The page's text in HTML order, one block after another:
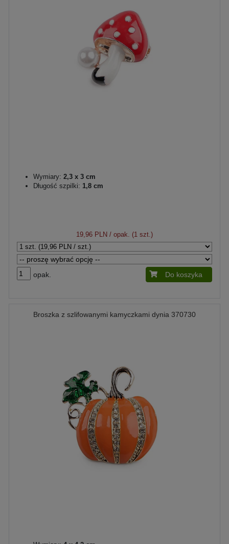
Wymiary: 2,3 x 3 cm
Długość szpilki: 1,8 cm
19,96 PLN / opak. (1 szt.)
opak. Do koszyka
Broszka z szlifowanymi kamyczkami dynia 370730